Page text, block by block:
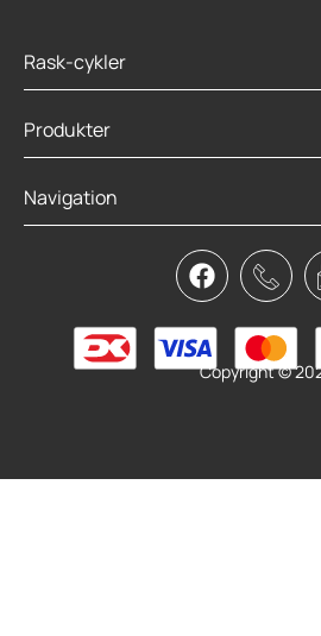
Rask-cykler
Produkter
Navigation
Copyright ©